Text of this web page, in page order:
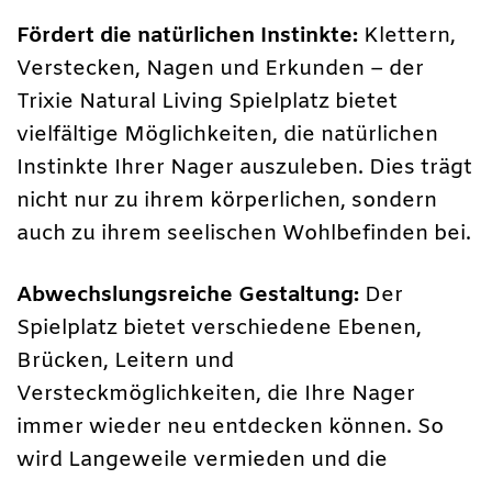
Fördert die natürlichen Instinkte: Klettern,
Verstecken, Nagen und Erkunden – der
Trixie Natural Living Spielplatz bietet
vielfältige Möglichkeiten, die natürlichen
Instinkte Ihrer Nager auszuleben. Dies trägt
nicht nur zu ihrem körperlichen, sondern
auch zu ihrem seelischen Wohlbefinden bei.
Abwechslungsreiche Gestaltung: Der
Spielplatz bietet verschiedene Ebenen,
Brücken, Leitern und
Versteckmöglichkeiten, die Ihre Nager
immer wieder neu entdecken können. So
wird Langeweile vermieden und die